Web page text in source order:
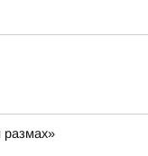
размах»